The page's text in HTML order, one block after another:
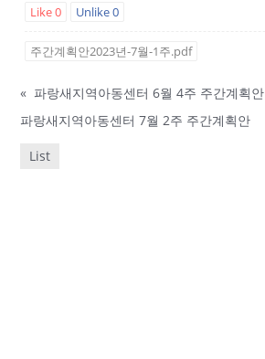
Like0 Unlike0
주간계획안2023년-7월-1주.pdf
« 파랑새지역아동센터 6월 4주 주간계획안
파랑새지역아동센터 7월 2주 주간계획안
List